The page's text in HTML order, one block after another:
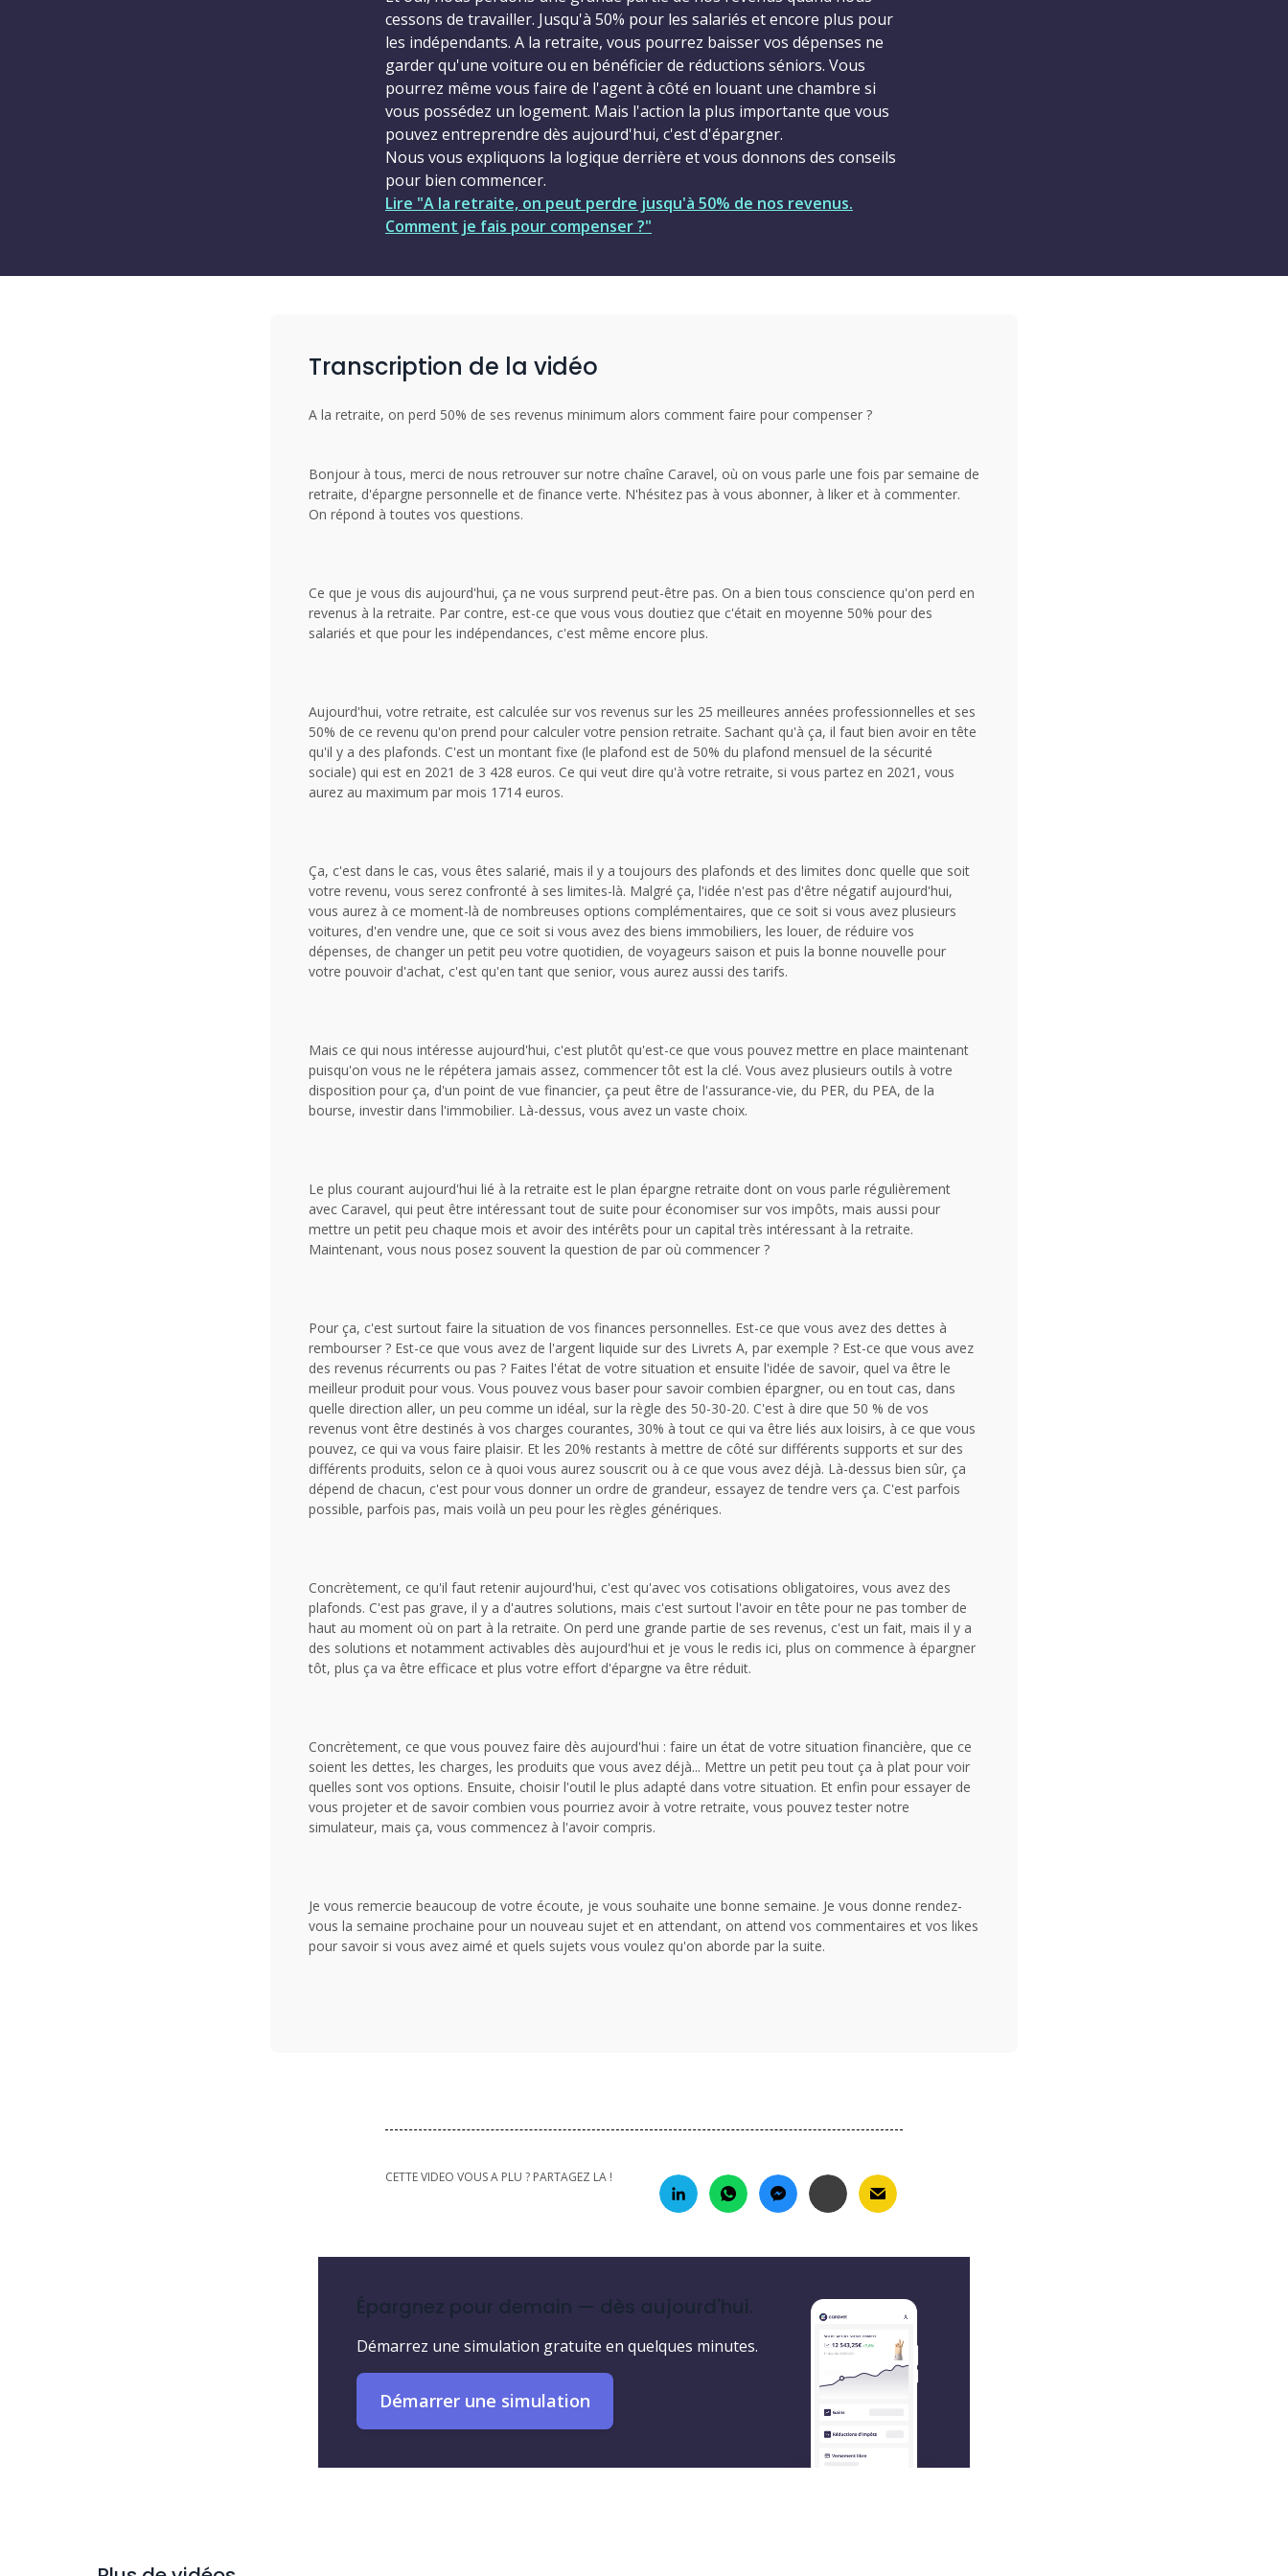
cessons de travailler. Jusqu'à 50% pour les salariés et encore plus pour
les indépendants. A la retraite, vous pourrez baisser vos dépenses ne
garder qu'une voiture ou en bénéficier de réductions séniors. Vous
pourrez même vous faire de l'agent à côté en louant une chambre si
vous possédez un logement. Mais l'action la plus importante que vous
pouvez entreprendre dès aujourd'hui, c'est d'épargner.
Nous vous expliquons la logique derrière et vous donnons des conseils
pour bien commencer.
Lire "A la retraite, on peut perdre jusqu'à 50% de nos revenus.
Comment je fais pour compenser ?"
Transcription de la vidéo
A la retraite, on perd 50% de ses revenus minimum alors comment faire pour compenser ?
Bonjour à tous, merci de nous retrouver sur notre chaîne Caravel, où on vous parle une fois par semaine de
retraite, d'épargne personnelle et de finance verte. N'hésitez pas à vous abonner, à liker et à commenter.
On répond à toutes vos questions.
Ce que je vous dis aujourd'hui, ça ne vous surprend peut-être pas. On a bien tous conscience qu'on perd en
revenus à la retraite. Par contre, est-ce que vous vous doutiez que c'était en moyenne 50% pour des
salariés et que pour les indépendances, c'est même encore plus.
Aujourd'hui, votre retraite, est calculée sur vos revenus sur les 25 meilleures années professionnelles et ses
50% de ce revenu qu'on prend pour calculer votre pension retraite. Sachant qu'à ça, il faut bien avoir en tête
qu'il y a des plafonds. C'est un montant fixe (le plafond est de 50% du plafond mensuel de la sécurité
sociale) qui est en 2021 de 3 428 euros. Ce qui veut dire qu'à votre retraite, si vous partez en 2021, vous
aurez au maximum par mois 1714 euros.
Ça, c'est dans le cas, vous êtes salarié, mais il y a toujours des plafonds et des limites donc quelle que soit
votre revenu, vous serez confronté à ses limites-là. Malgré ça, l'idée n'est pas d'être négatif aujourd'hui,
vous aurez à ce moment-là de nombreuses options complémentaires, que ce soit si vous avez plusieurs
voitures, d'en vendre une, que ce soit si vous avez des biens immobiliers, les louer, de réduire vos
dépenses, de changer un petit peu votre quotidien, de voyageurs saison et puis la bonne nouvelle pour
votre pouvoir d'achat, c'est qu'en tant que senior, vous aurez aussi des tarifs.
Mais ce qui nous intéresse aujourd'hui, c'est plutôt qu'est-ce que vous pouvez mettre en place maintenant
puisqu'on vous ne le répétera jamais assez, commencer tôt est la clé. Vous avez plusieurs outils à votre
disposition pour ça, d'un point de vue financier, ça peut être de l'assurance-vie, du PER, du PEA, de la
bourse, investir dans l'immobilier. Là-dessus, vous avez un vaste choix.
Le plus courant aujourd'hui lié à la retraite est le plan épargne retraite dont on vous parle régulièrement
avec Caravel, qui peut être intéressant tout de suite pour économiser sur vos impôts, mais aussi pour
mettre un petit peu chaque mois et avoir des intérêts pour un capital très intéressant à la retraite.
Maintenant, vous nous posez souvent la question de par où commencer ?
Pour ça, c'est surtout faire la situation de vos finances personnelles. Est-ce que vous avez des dettes à
rembourser ? Est-ce que vous avez de l'argent liquide sur des Livrets A, par exemple ? Est-ce que vous avez
des revenus récurrents ou pas ? Faites l'état de votre situation et ensuite l'idée de savoir, quel va être le
meilleur produit pour vous. Vous pouvez vous baser pour savoir combien épargner, ou en tout cas, dans
quelle direction aller, un peu comme un idéal, sur la règle des 50-30-20. C'est à dire que 50 % de vos
revenus vont être destinés à vos charges courantes, 30% à tout ce qui va être liés aux loisirs, à ce que vous
pouvez, ce qui va vous faire plaisir. Et les 20% restants à mettre de côté sur différents supports et sur des
différents produits, selon ce à quoi vous aurez souscrit ou à ce que vous avez déjà. Là-dessus bien sûr, ça
dépend de chacun, c'est pour vous donner un ordre de grandeur, essayez de tendre vers ça. C'est parfois
possible, parfois pas, mais voilà un peu pour les règles génériques.
Concrètement, ce qu'il faut retenir aujourd'hui, c'est qu'avec vos cotisations obligatoires, vous avez des
plafonds. C'est pas grave, il y a d'autres solutions, mais c'est surtout l'avoir en tête pour ne pas tomber de
haut au moment où on part à la retraite. On perd une grande partie de ses revenus, c'est un fait, mais il y a
des solutions et notamment activables dès aujourd'hui et je vous le redis ici, plus on commence à épargner
tôt, plus ça va être efficace et plus votre effort d'épargne va être réduit.
Concrètement, ce que vous pouvez faire dès aujourd'hui : faire un état de votre situation financière, que ce
soient les dettes, les charges, les produits que vous avez déjà... Mettre un petit peu tout ça à plat pour voir
quelles sont vos options. Ensuite, choisir l'outil le plus adapté dans votre situation. Et enfin pour essayer de
vous projeter et de savoir combien vous pourriez avoir à votre retraite, vous pouvez tester notre
simulateur, mais ça, vous commencez à l'avoir compris.
Je vous remercie beaucoup de votre écoute, je vous souhaite une bonne semaine. Je vous donne rendez-
vous la semaine prochaine pour un nouveau sujet et en attendant, on attend vos commentaires et vos likes
pour savoir si vous avez aimé et quels sujets vous voulez qu'on aborde par la suite.
CETTE VIDEO VOUS A PLU ? PARTAGEZ LA !
Épargnez pour demain — dès aujourd'hui.
Démarrez une simulation gratuite en quelques minutes.
Démarrer une simulation